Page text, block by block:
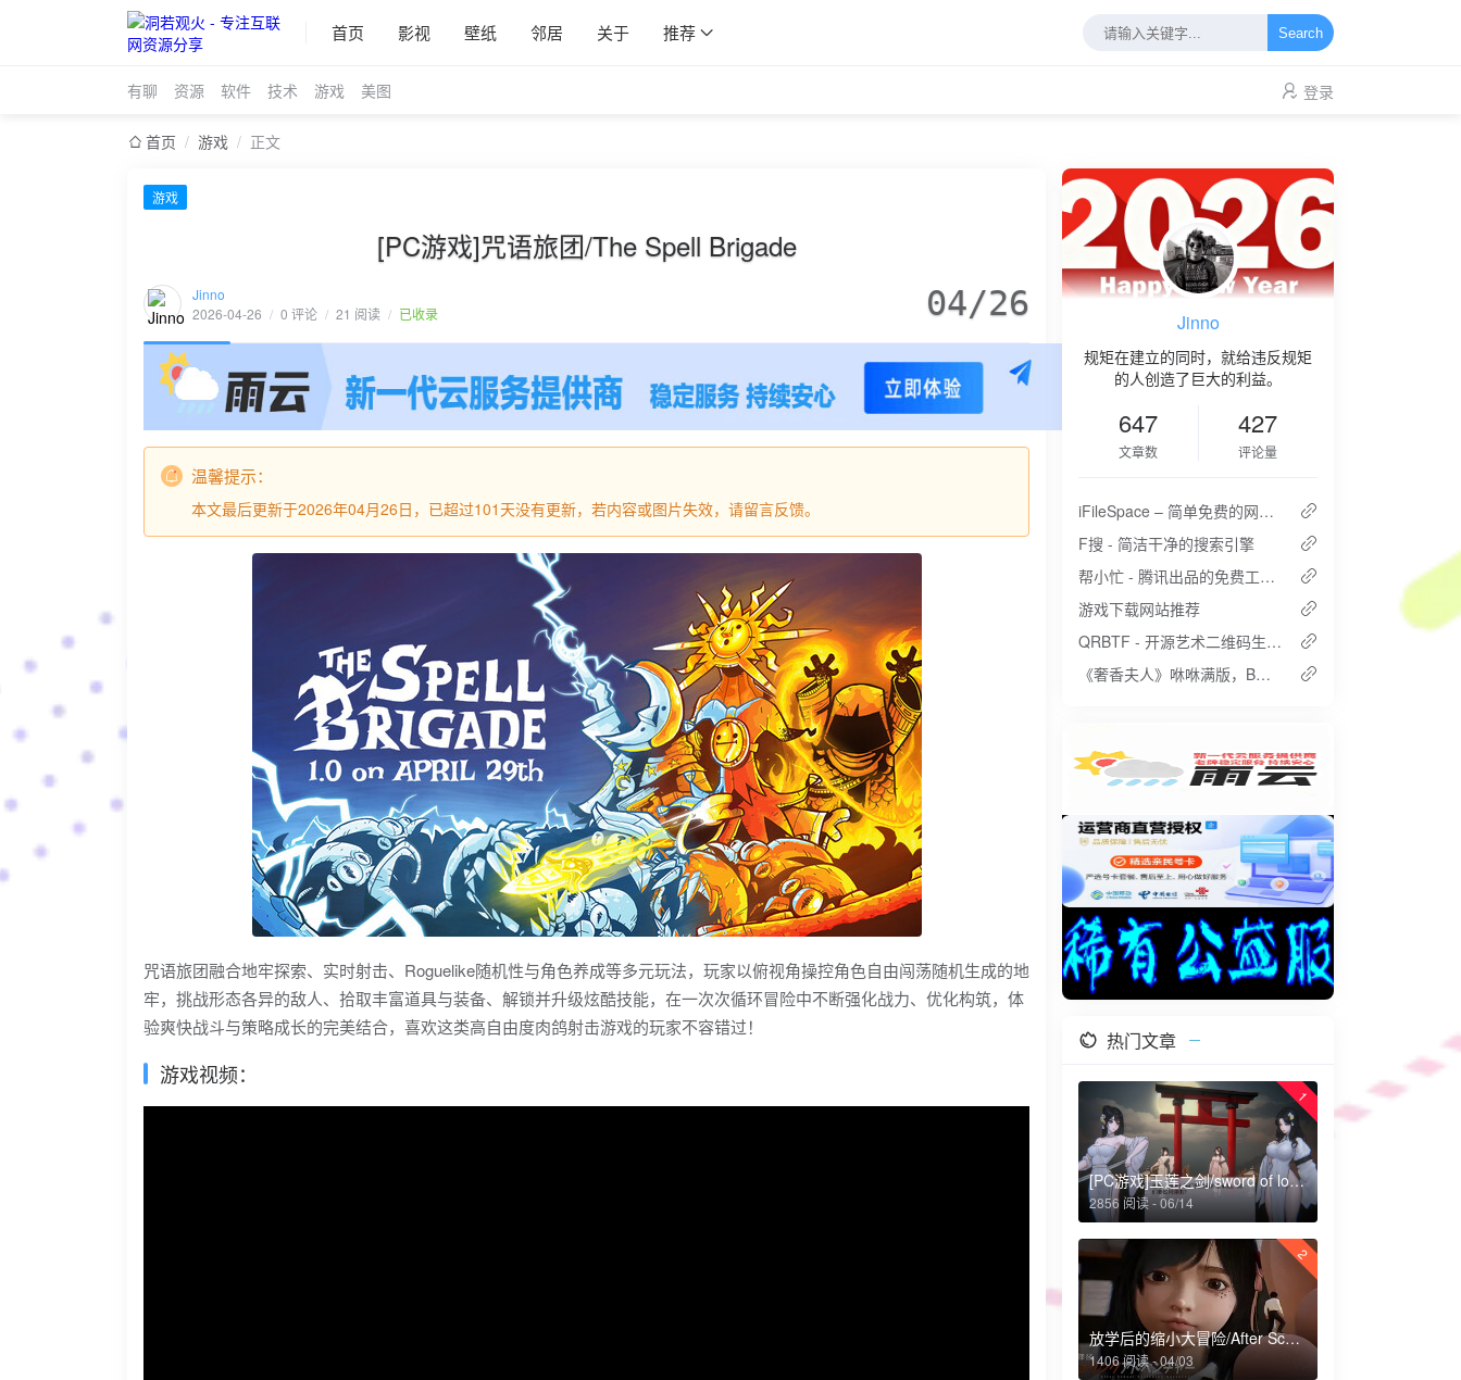
首页 影视 壁纸 邻居 关于 推荐 Search
有聊 资源 软件 技术 游戏 美图 登录
首页 / 游戏 / 正文
游戏
[PC游戏]咒语旅团/The Spell Brigade
Jinno
2026-04-26 / 0 评论 / 21 阅读 / 已收录 04/26
温馨提示：
本文最后更新于2026年04月26日，已超过101天没有更新，若内容或图片失效，请留言反馈。
咒语旅团融合地牢探索、实时射击、Roguelike随机性与角色养成等多元玩法，玩家以俯视角操控角色自由闯荡随机生成的地
牢，挑战形态各异的敌人、拾取丰富道具与装备、解锁并升级炫酷技能，在一次次循环冒险中不断强化战力、优化构筑，体
验爽快战斗与策略成长的完美结合，喜欢这类高自由度肉鸽射击游戏的玩家不容错过！
游戏视频：
Jinno
规矩在建立的同时，就给违反规矩
的人创造了巨大的利益。
647
文章数
427
评论量
iFileSpace – 简单免费的网盘搭建工具，快速搭建私人云盘。
F搜 - 简洁干净的搜索引擎
帮小忙 - 腾讯出品的免费工具箱
游戏下载网站推荐
QRBTF - 开源艺术二维码生成器
《奢香夫人》咻咻满版，B站最强歌姬
热门文章
1
[PC游戏]玉莲之剑/sword of lotus
2856 阅读 - 06/14
2
放学后的缩小大冒险/After School Shrinking Adventure
1406 阅读 - 04/03